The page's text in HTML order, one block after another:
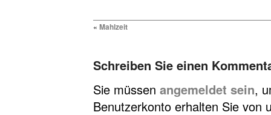
« Mahlzeit
Schreiben Sie einen
Sie müssen angemeldet sein,
Benutzerkonto erhalten Sie von